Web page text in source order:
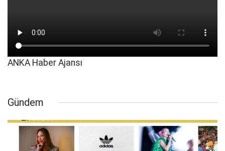
ANKA Haber Ajansı
Gündem